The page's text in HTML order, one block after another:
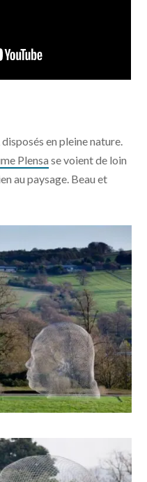
en pleine nature.
Plensa se voient de loin
au paysage. Beau et